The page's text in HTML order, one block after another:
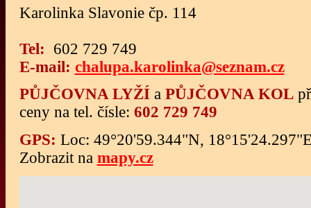
Karolinka Slavonie čp. 114
Tel: 602 729 749
E-mail: chalupa.karolinka@seznam.cz
PŮJČOVNA LYŽÍa PŮJČOVNA KOL
ceny na tel. čísle: 602 729 749
GPS: Loc: 49°20'59.344"N,
Zobrazit na mapy.cz